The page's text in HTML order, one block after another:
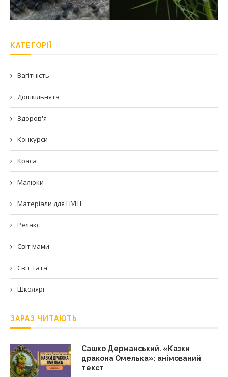
КАТЕГОРІЇ
Вагітність
Дошкільнята
Здоров'я
Конкурси
Краса
Малюки
Матеріали для НУШ
Релакс
Світ мами
Світ тата
Школярі
ЗАРАЗ ЧИТАЮТЬ
Сашко Дерманський. «Казки
дракона Омелька»: анімований
текст